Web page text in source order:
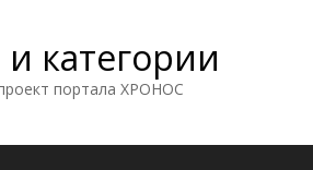
категории
портала ХРОНОС